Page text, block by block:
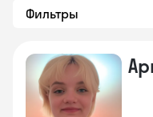
Фильтры